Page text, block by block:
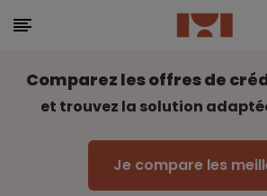
Comparez les offres de
et trouvez la solution
Je compare les